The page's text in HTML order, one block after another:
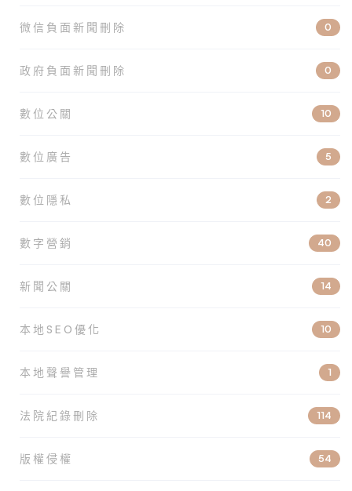
微信負面新聞刪除 0
政府負面新聞刪除 0
數位公關 10
數位廣告 5
數位隱私 2
數字營銷 40
新聞公關 14
本地SEO優化 10
本地聲譽管理 1
法院紀錄刪除 114
版權侵權 54